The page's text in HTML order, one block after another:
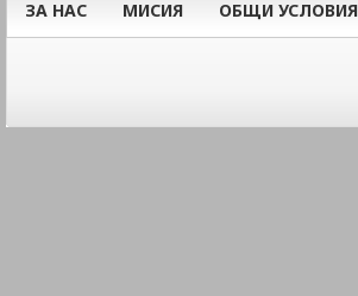
ЗА НАС МИСИЯ ОБЩИ УСЛОВИЯ